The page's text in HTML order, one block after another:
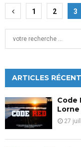
Pagination
des
1 2 3
h
f
o
r
:
ARTICLES
Code
Lorne
27